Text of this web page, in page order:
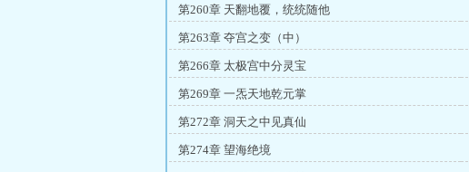
第260章 天翻地覆，统统随他
第263章 夺宫之变（中）
第266章 太极宫中分灵宝
第269章 一炁天地乾元掌
第272章 洞天之中见真仙
第274章 望海绝境